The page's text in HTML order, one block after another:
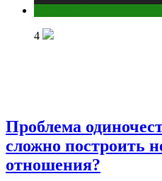
4
Проблема
сложно построить
отношения?